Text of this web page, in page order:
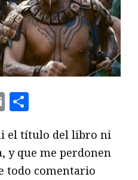
Email
el título del libro ni
y que me perdonen
todo comentario